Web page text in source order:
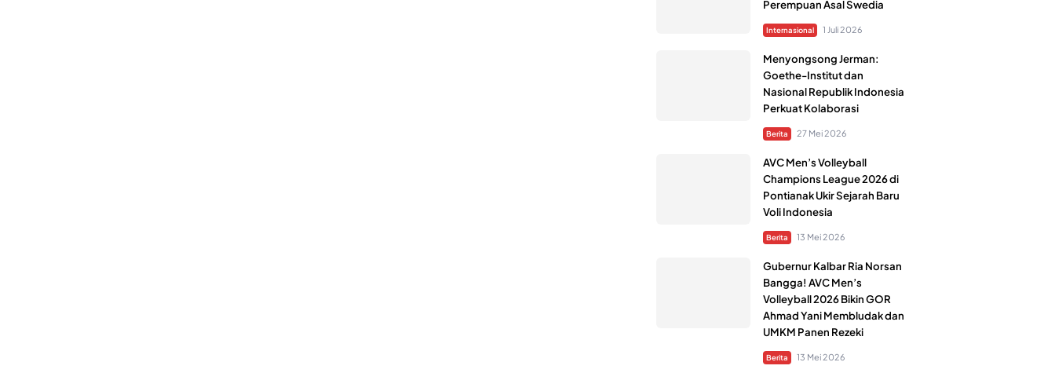
Perempuan Asal Swedia
Internasional 1 Juli 2026
Menyongsong Jerman:
Goethe-Institut dan
Nasional Republik Indonesia
Perkuat Kolaborasi
Berita 27 Mei 2026
AVC Men’s Volleyball
Champions League 2026 di
Pontianak Ukir Sejarah Baru
Voli Indonesia
Berita 13 Mei 2026
Gubernur Kalbar Ria Norsan
Bangga! AVC Men’s
Volleyball 2026 Bikin GOR
Ahmad Yani Membludak dan
UMKM Panen Rezeki
Berita 13 Mei 2026